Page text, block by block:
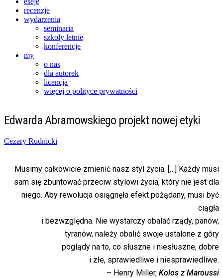
recenzje
wydarzenia
seminaria
szkoły letnie
konferencje
my
o nas
dla autorek
licencja
więcej o polityce prywatności
Edwarda Abramowskiego projekt nowej etyki
Posted
Cezary Rudnicki
Musimy całkowicie zmienić nasz styl życia. […] Każdy musi
sam się zbuntować przeciw stylowi życia, który nie jest dla
niego. Aby rewolucja osiągnęła efekt pożądany, musi być
ciągła
i bezwzględna. Nie wystarczy obalać rządy, panów,
tyranów, należy obalić swoje ustalone z góry
poglądy na to, co słuszne i niesłuszne, dobre
i złe, sprawiedliwe i niesprawiedliwe.
– Henry Miller, Kolos z Maroussi